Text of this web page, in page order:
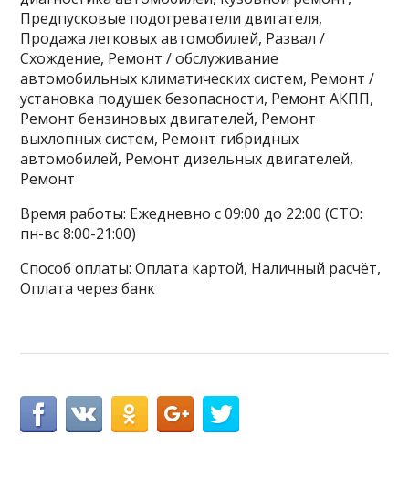
Предпусковые подогреватели двигателя,
Продажа легковых автомобилей, Развал /
Схождение, Ремонт / обслуживание
автомобильных климатических систем, Ремонт /
установка подушек безопасности, Ремонт АКПП,
Ремонт бензиновых двигателей, Ремонт
выхлопных систем, Ремонт гибридных
автомобилей, Ремонт дизельных двигателей,
Ремонт
Время работы: Ежедневно с 09:00 до 22:00 (СТО:
пн-вс 8:00-21:00)
Способ оплаты: Оплата картой, Наличный расчёт,
Оплата через банк